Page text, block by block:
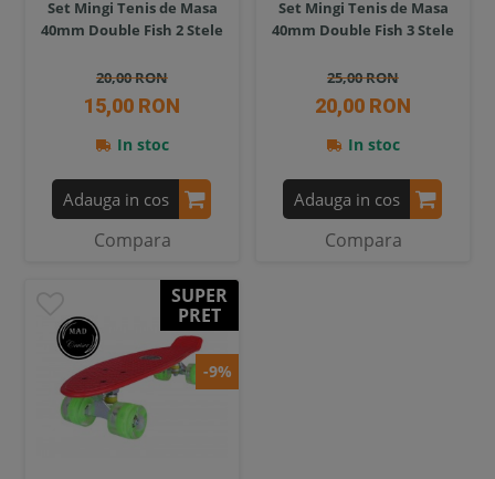
Set Mingi Tenis de Masa
40mm Double Fish 2 Stele
20,00 RON
15,00 RON
In stoc
Adauga in cos
Compara
Set Mingi Tenis de Masa
40mm Double Fish 3 Stele
25,00 RON
20,00 RON
In stoc
Adauga in cos
Compara
SUPER
PRET
-9%